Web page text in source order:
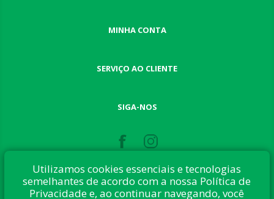
MINHA CONTA
SERVIÇO AO CLIENTE
SIGA-NOS
Utilizamos cookies essenciais e tecnologias
semelhantes de acordo com a nossa Política de
Privacidade e, ao continuar navegando, você